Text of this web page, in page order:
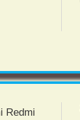
Redmi